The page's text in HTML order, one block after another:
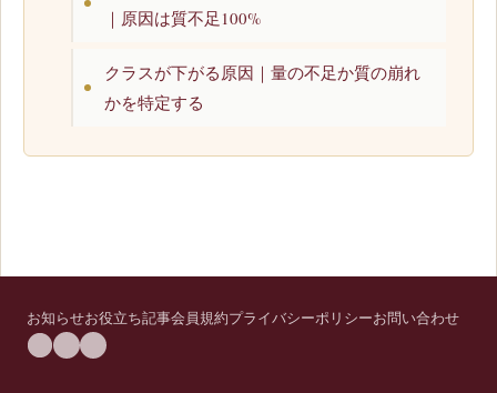
｜原因は質不足100%
クラスが下がる原因｜量の不足か質の崩れ
かを特定する
お知らせお役立ち記事会員規約プライバシーポリシーお問い合わせ